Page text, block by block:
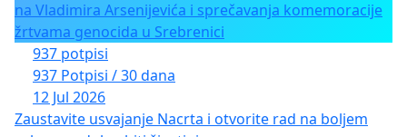
na Vladimira Arsenijevića i sprečavanja komemoracije
žrtvama genocida u Srebrenici
937 potpisi
937 Potpisi / 30 dana
12 Jul 2026
Zaustavite usvajanje Nacrta i otvorite rad na boljem